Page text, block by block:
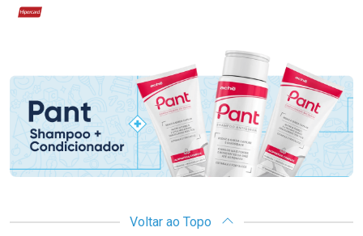
Hipercard
Promoção em Destaque
Voltar ao Topo